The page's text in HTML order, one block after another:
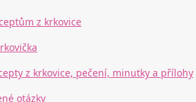
z krkovice
z krkovice, pečení, minutky a přílohy
otázky